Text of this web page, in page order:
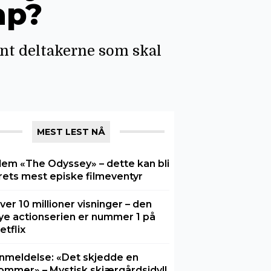
deltakerne som skal
MEST LEST NÅ
«The Odyssey» – dette kan bli
mest episke filmeventyr
10 millioner visninger – den
actionserien er nummer 1 på
«Det skjedde en